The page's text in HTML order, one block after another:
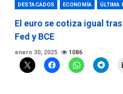
DESTACADOS ECONOMÍA ÚLTIMA
El euro se cotiza igual
Fed y BCE
enero 30, 2025 1086